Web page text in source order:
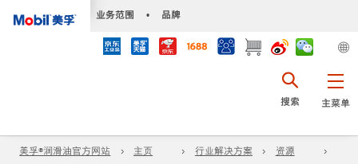
业务范围 • 品牌
主菜单
搜索
美孚®润滑油官方网站 主页 行业解决方案
资源